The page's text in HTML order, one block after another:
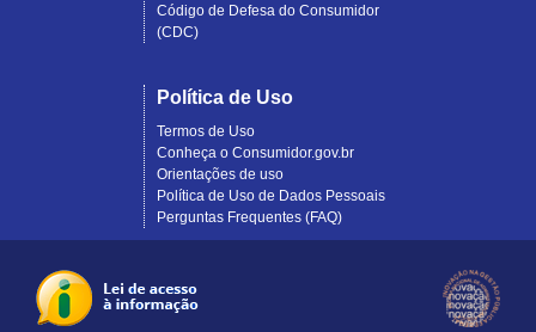
Código de Defesa do Consumidor
(CDC)
Política de Uso
Termos de Uso
Conheça o Consumidor.gov.br
Orientações de uso
Política de Uso de Dados Pessoais
Perguntas Frequentes (FAQ)